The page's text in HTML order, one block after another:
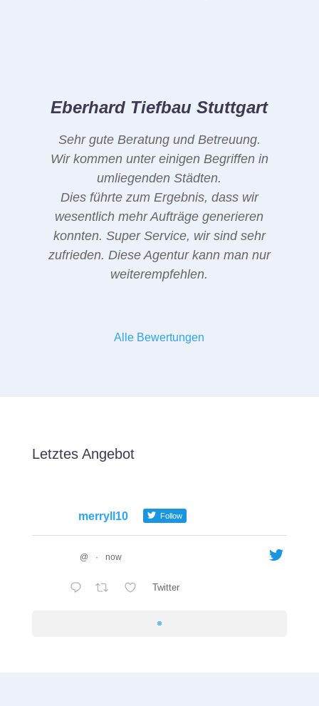
Eberhard Tiefbau Stuttgart
Sehr gute Beratung und Betreuung.
Wir kommen unter einigen Begriffen in
umliegenden Städten.
Dies führte zum Ergebnis, dass wir
wesentlich mehr Aufträge generieren
konnten. Super Service, wir sind sehr
zufrieden. Diese Agentur kann man nur
weiterempfehlen.
Alle Bewertungen
Letztes Angebot
merryll10 Follow
@ · now
Twitter